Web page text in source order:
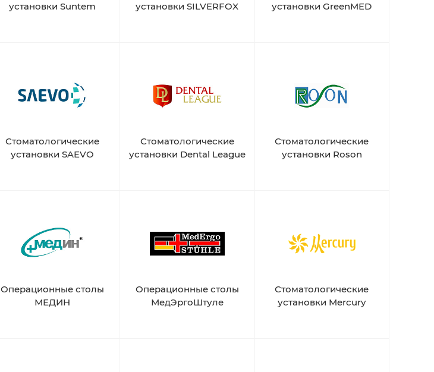
установки Suntem
установки SILVERFOX
установки GreenMED
Стоматологические
установки SAEVO
Стоматологические
установки Dental League
Стоматологические
установки Roson
Операционные столы
МЕДИН
Операционные столы
МедЭргоШтуле
Стоматологические
установки Mercury